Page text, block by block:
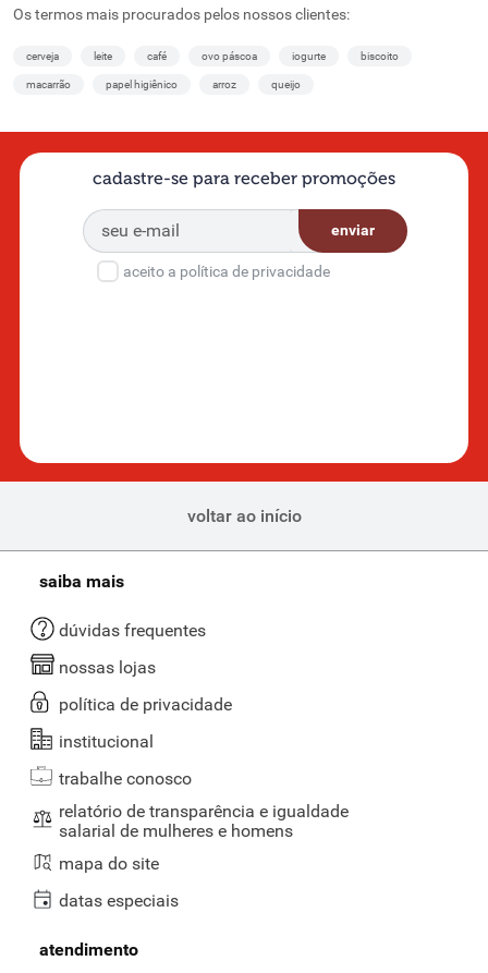
Os termos mais procurados pelos nossos clientes:
cerveja leite café ovo páscoa iogurte biscoito
macarrão papel higiênico arroz queijo
cadastre-se para receber promoções
enviar
aceito a política de privacidade
voltar ao início
saiba mais
dúvidas frequentes
nossas lojas
política de privacidade
institucional
trabalhe conosco
relatório de transparência e igualdade
salarial de mulheres e homens
mapa do site
datas especiais
atendimento